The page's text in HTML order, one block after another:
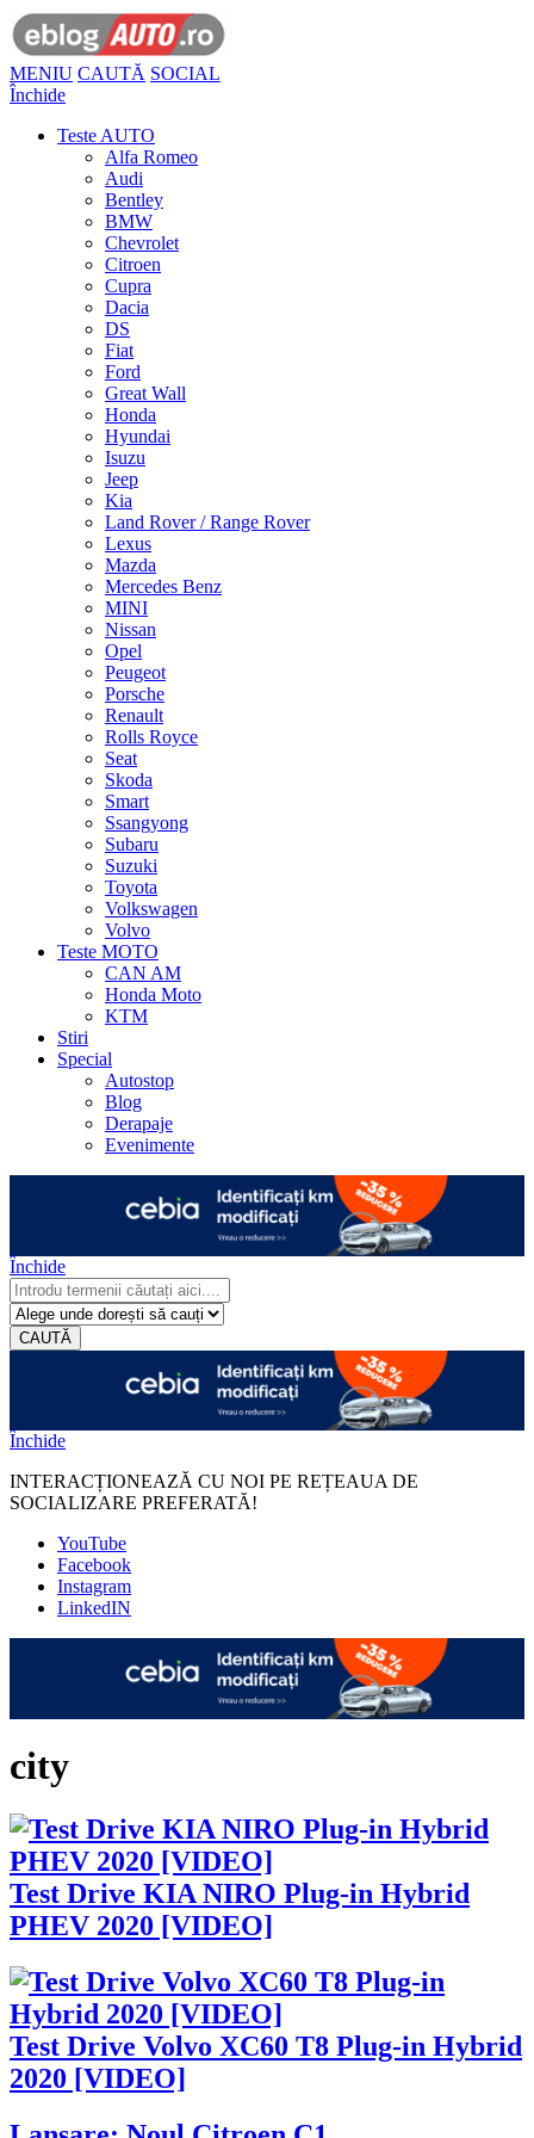
MENIU CAUTĂ SOCIAL
Închide
Teste AUTO
Alfa Romeo
Audi
Bentley
BMW
Chevrolet
Citroen
Cupra
Dacia
DS
Fiat
Ford
Great Wall
Honda
Hyundai
Isuzu
Jeep
Kia
Land Rover / Range Rover
Lexus
Mazda
Mercedes Benz
MINI
Nissan
Opel
Peugeot
Porsche
Renault
Rolls Royce
Seat
Skoda
Smart
Ssangyong
Subaru
Suzuki
Toyota
Volkswagen
Volvo
Teste MOTO
CAN AM
Honda Moto
KTM
Stiri
Special
Autostop
Blog
Derapaje
Evenimente
Închide
CAUTĂ
Închide
INTERACȚIONEAZĂ CU NOI PE REȚEAUA DE
SOCIALIZARE PREFERATĂ!
YouTube
Facebook
Instagram
LinkedIN
city
Test Drive KIA NIRO Plug-in Hybrid
PHEV 2020 [VIDEO]
Test Drive Volvo XC60 T8 Plug-in Hybrid
2020 [VIDEO]